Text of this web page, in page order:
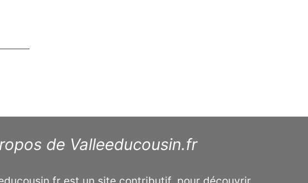
de Valleeducousin.fr